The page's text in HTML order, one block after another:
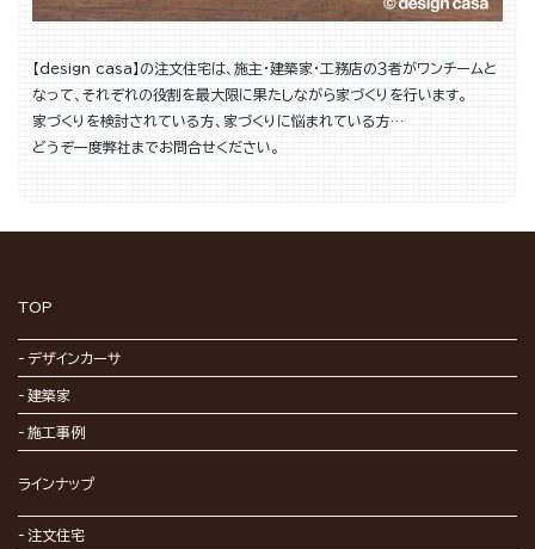
【design casa】の注文住宅は、施主・建築家・工務店の３者がワンチームと
なって、それぞれの役割を最大限に果たしながら家づくりを行います。
家づくりを検討されている方、家づくりに悩まれている方…
どうぞ一度弊社までお問合せください。
TOP
デザインカーサ
建築家
施工事例
ラインナップ
注文住宅